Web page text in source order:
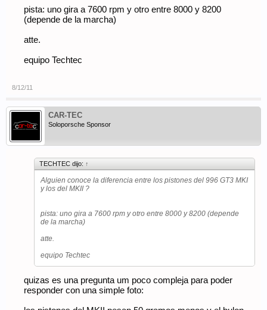
pista: uno gira a 7600 rpm y otro entre 8000 y 8200
(depende de la marcha)
atte.
equipo Techtec
8/12/11
CAR-TEC
Soloporsche Sponsor
TECHTEC dijo: ↑
Alguien conoce la diferencia entre los pistones del 996 GT3 MKI
y los del MKII ?
pista: uno gira a 7600 rpm y otro entre 8000 y 8200 (depende
de la marcha)
atte.
equipo Techtec
quizas es una pregunta um poco compleja para poder
responder con una simple foto: